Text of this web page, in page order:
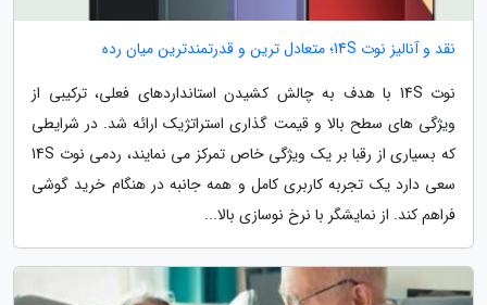
نقد و آنالیز نوت 14S؛ متعادل ترین و قدرتمندترین میان رده
نوت 14S با هدف به چالش کشیدن استانداردهای فعلی، ترکیبی از
ویژگی های سطح بالا و قیمت گذاری استراتژیک ارائه شد. در شرایطی
که بسیاری از رقبا بر یک ویژگی خاص تمرکز می نمایند، ردمی نوت 14S
سعی دارد یک تجربه کاربری کامل و همه جانبه در هنگام خرید گوشی
فراهم کند. از نمایشگر با نرخ نوسازی بالا...